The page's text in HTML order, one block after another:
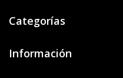
Categorías
Información